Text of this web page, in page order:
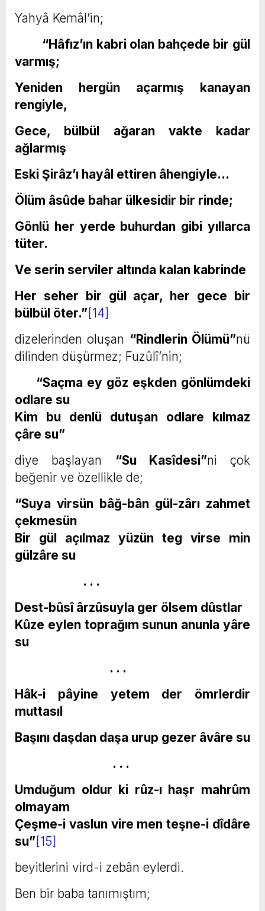
Yahyâ Kemâl’in;
“Hâfız’ın kabri olan bahçede bir gül
varmış;
Yeniden hergün açarmış kanayan
rengiyle,
Gece, bülbül ağaran vakte kadar
ağlarmış
Eski Şirâz’ı hayâl ettiren âhengiyle…
Ölüm âsûde bahar ülkesidir bir rinde;
Gönlü her yerde buhurdan gibi yıllarca
tüter.
Ve serin serviler altında kalan kabrinde
Her seher bir gül açar, her gece bir
bülbül öter.” [14]
dizelerinden oluşan “Rindlerin Ölümü”nü
dilinden düşürmez; Fuzûlî’nin;
“Saçma ey göz eşkden gönlümdeki
odlare su
Kim bu denlü dutuşan odlare kılmaz
çâre su”
diye başlayan “Su Kasîdesi”ni çok
beğenir ve özellikle de;
“Suya virsün bâğ-bân gül-zârı zahmet
çekmesün
Bir gül açılmaz yüzün teg virse min
gülzâre su
. . .
Dest-bûsî ârzûsuyla ger ölsem dûstlar
Kûze eylen toprağım sunun anunla yâre
su
. . .
Hâk-i pâyine yetem der ömrlerdir
muttasıl
Başını daşdan daşa urup gezer âvâre su
. . .
Umduğum oldur ki rûz-ı haşr mahrûm
olmayam
Çeşme-i vaslun vire men teşne-i dîdâre
su” [15]
beyitlerini vird-i zebân eylerdi.
Ben bir baba tanımıştım;